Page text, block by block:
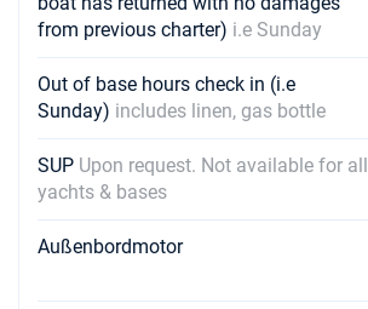
from previous charter) i.e Sunday
Out of base hours check in (i.e
Sunday) includes linen, gas bottle
SUP Upon request. Not available for all
yachts & bases
Außenbordmotor